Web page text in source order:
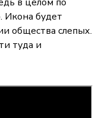
Икона будет
общества слепых.
туда и